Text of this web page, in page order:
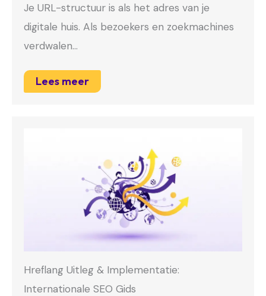
Je URL-structuur is als het adres van je
digitale huis. Als bezoekers en zoekmachines
verdwalen…
Lees meer
Hreflang Uitleg & Implementatie:
Internationale SEO Gids